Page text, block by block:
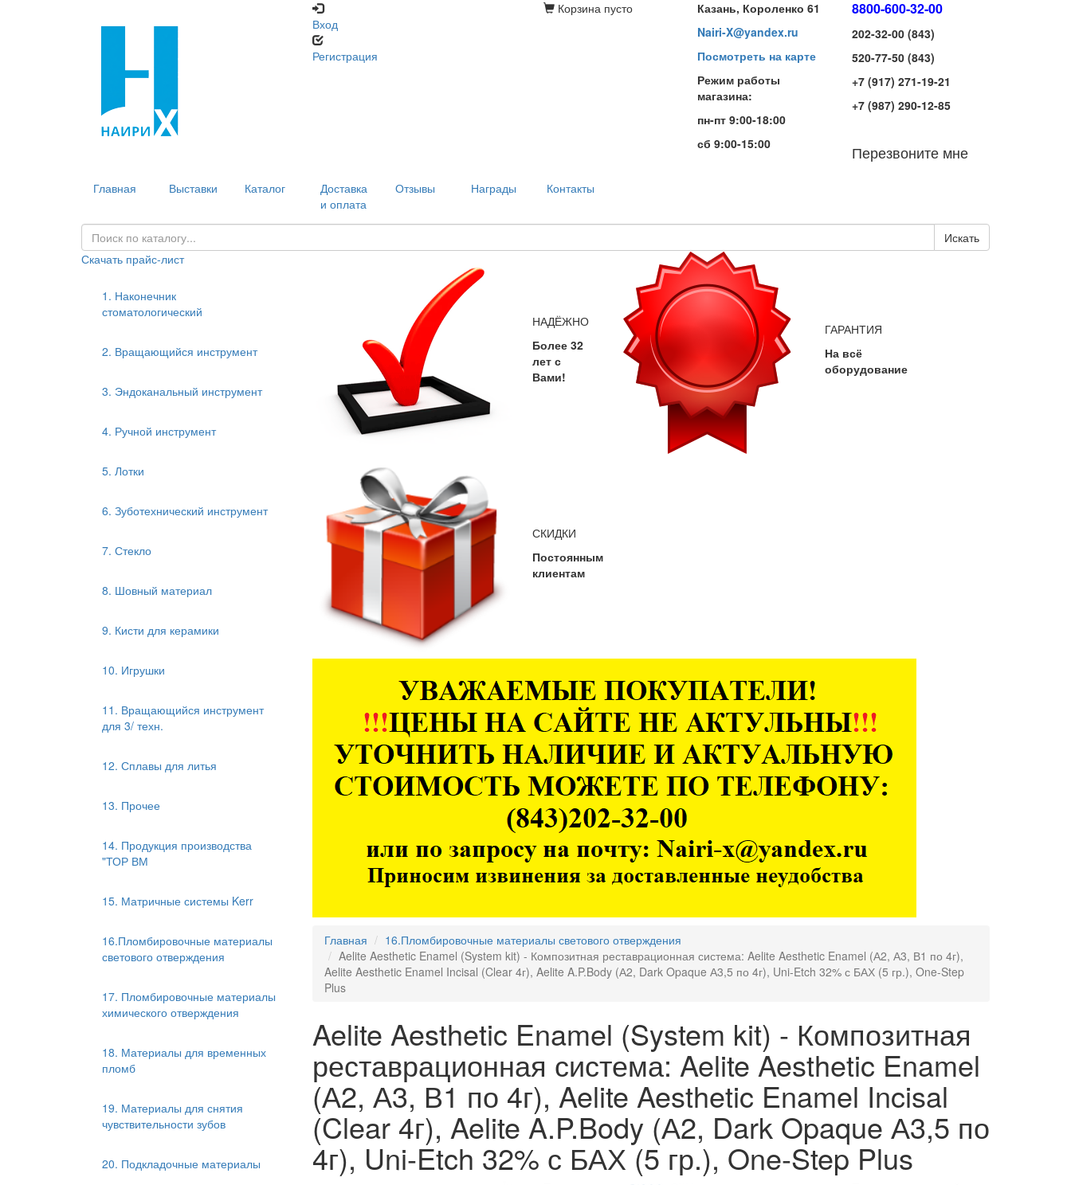
Вход
Регистрация
Корзина пусто
Казань, Короленко 61
Nairi-X@yandex.ru
Посмотреть на карте
Режим работы
магазина:
пн-пт 9:00-18:00
сб 9:00-15:00
8800-600-32-00
202-32-00 (843)
520-77-50 (843)
+7 (917) 271-19-21
+7 (987) 290-12-85
Перезвоните мне
Главная Выставки Каталог
Доставка
и оплата
Отзывы Награды Контакты
Искать
Скачать прайс-лист
1. Наконечник
стоматологический
2. Вращающийся инструмент
3. Эндоканальный инструмент
4. Ручной инструмент
5. Лотки
6. Зуботехнический инструмент
7. Стекло
8. Шовный материал
9. Кисти для керамики
10. Игрушки
11. Вращающийся инструмент
для 3/ техн.
12. Сплавы для литья
13. Прочее
14. Продукция производства
"ТОР ВМ
15. Матричные системы Kerr
16.Пломбировочные материалы
светового отверждения
17. Пломбировочные материалы
химического отверждения
18. Материалы для временных
пломб
19. Материалы для снятия
чувствительности зубов
20. Подкладочные материалы
НАДЁЖНО
Более 32
лет с
Вами!
ГАРАНТИЯ
На всё
оборудование
СКИДКИ
Постоянным
клиентам
Главная
16.Пломбировочные материалы светового отверждения
Aelite Aesthetic Enamel (System kit) - Композитная реставрационная система: Aelite Aesthetic Enamel (А2, А3, В1 по 4г),
Aelite Aesthetic Enamel Incisal (Clear 4г), Aelite A.P.Body (А2, Dark Opaque А3,5 по 4г), Uni-Etch 32% с БАХ (5 гр.), One-Step
Plus
Aelite Aesthetic Enamel (System kit) - Композитная
реставрационная система: Aelite Aesthetic Enamel
(А2, А3, В1 по 4г), Aelite Aesthetic Enamel Incisal
(Clear 4г), Aelite A.P.Body (А2, Dark Opaque А3,5 по
4г), Uni-Etch 32% с БАХ (5 гр.), One-Step Plus